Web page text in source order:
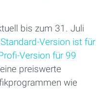
bis zum 31. Juli
Version ist für
Version für 99
preiswerte
wie